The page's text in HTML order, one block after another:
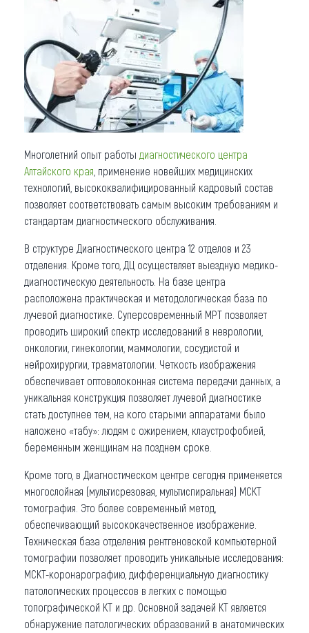
Что привезти (сувениры)
О регионе
Коллекция впечатлений
Другие рубрики
Многолетний опыт работы диагностического центра
Алтайского края , применение новейших медицинских
технологий, высококвалифицированный кадровый состав
позволяет соответствовать самым высоким требованиям и
стандартам диагностического обслуживания.
В структуре Диагностического центра 12 отделов и 23
отделения. Кроме того, ДЦ осуществляет выездную медико-
диагностическую деятельность. На базе центра
расположена практическая и методологическая база по
лучевой диагностике. Суперсовременный МРТ позволяет
проводить широкий спектр исследований в неврологии,
онкологии, гинекологии, маммологии, сосудистой и
нейрохирургии, травматологии. Четкость изображения
обеспечивает оптоволоконная система передачи данных, а
уникальная конструкция позволяет лучевой диагностике
стать доступнее тем, на кого старыми аппаратами было
наложено «табу»: людям с ожирением, клаустрофобией,
беременным женщинам на позднем сроке.
Кроме того, в Диагностическом центре сегодня применяется
многослойная (мультисрезовая, мультиспиральная) МСКТ
томография. Это более современный метод,
обеспечивающий высококачественное изображение.
Техническая база отделения рентгеновской компьютерной
томографии позволяет проводить уникальные исследования:
МСКТ-коронарографию, дифференциальную диагностику
патологических процессов в легких с помощью
топографической КТ и др. Основной задачей КТ является
обнаружение патологических образований в анатомических